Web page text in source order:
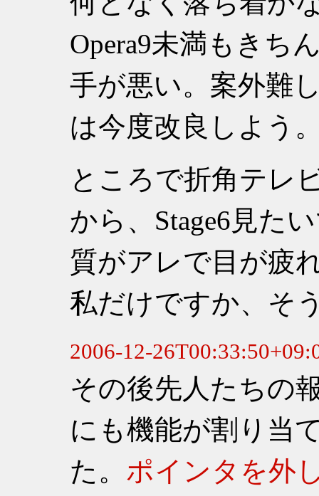
Opera9未満もきち
手が悪い。案外難
は今度改良しよう
ところで折角テレ
から、Stage6見た
質がアレで目が疲
私だけですか、そ
その後先人たちの
にも機能が割り当
た。 ポインタを外